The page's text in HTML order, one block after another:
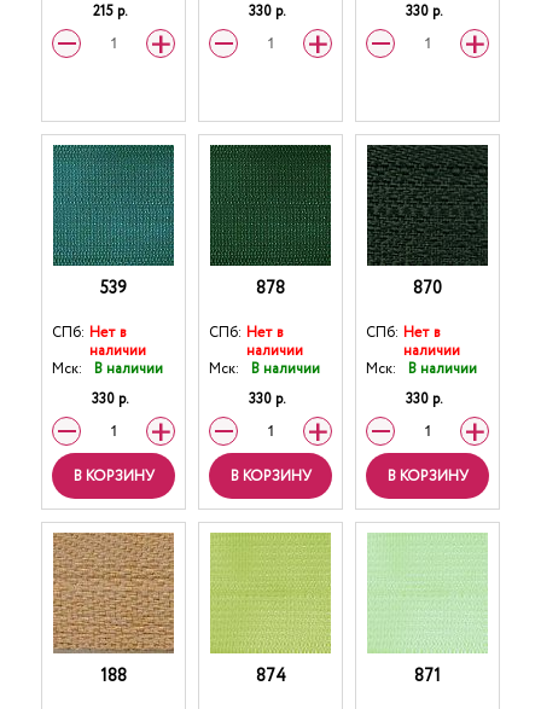
215 р.
330 р.
330 р.
539
СПб: Нет в
наличии
Мск:
В наличии
330 р.
В КОРЗИНУ
878
СПб: Нет в
наличии
Мск:
В наличии
330 р.
В КОРЗИНУ
870
СПб: Нет в
наличии
Мск:
В наличии
330 р.
В КОРЗИНУ
188 874 871